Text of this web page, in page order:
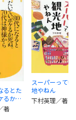
るとた
るか死
神様
た特
著
スーパーって観
地やねん
下村英理／著